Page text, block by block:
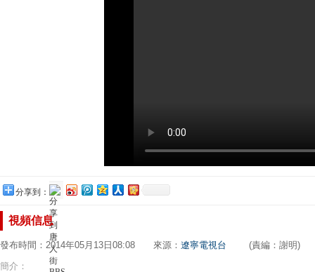
分享到：
視頻信息
發布時間：2014年05月13日08:08 來源： 遼寧電視台 (責編：謝明)
簡介：